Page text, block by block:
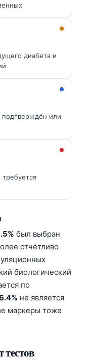
диабета и
подтверждён или
был выбран
отчётливо
биологический
по
не является
маркеры тоже
тестов